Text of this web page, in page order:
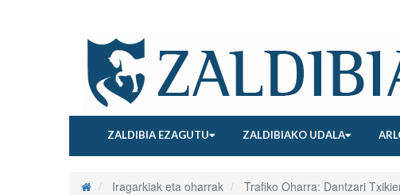
ZALDIBIA EZAGUTU ZALDIBIAKO UDALA
Iragarkiak eta oharrak Trafiko Oharra: Dantzari